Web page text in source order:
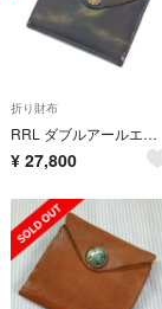
折り財布
RRL ダブルアールエル 財布・コインケース - 茶 【古着】【中古】
¥ 27,800